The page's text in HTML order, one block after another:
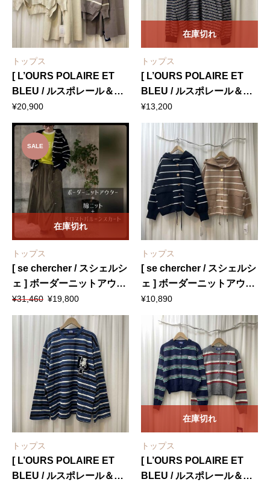
た。
す。
トップス
[ L’OURS POLAIRE ET
BLEU / ルスポレール＆ブ
リュ ] セットアップボーダ
ー柄カーディガン×ニット
パンツ
¥20,900
トップス
[ L’OURS POLAIRE ET
BLEU / ルスポレール＆ブ
リュ ] マルチボーダー長袖
Tシャツ
¥13,200
在庫切れ
トップス
[ se chercher / スシェルシ
ェ ] ボーダーニットアウタ
ー + [ epidemique / エピデ
ミーク ] 綿ロゴニット + [
Amuelle Rosetta / アミュ
エルロゼッタ ] ドロストバ
ルーンスカート
¥31,460
元
¥31,460
¥19,800
現
¥19,800
SALE
在庫切れ
トップス
[ se chercher / スシェルシ
ェ ] ボーダーニットアウタ
ー
¥10,890
トップス
[ L’OURS POLAIRE ET
BLEU / ルスポレール＆ブ
トップス
[ L’OURS POLAIRE ET
BLEU / ルスポレール＆ブ
在庫切れ